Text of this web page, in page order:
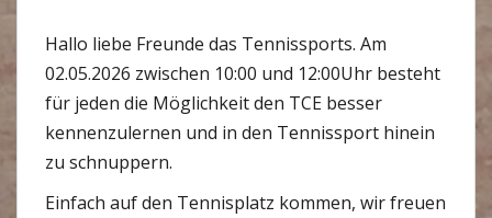
Hallo liebe Freunde das Tennissports. Am
02.05.2026 zwischen 10:00 und 12:00Uhr besteht
für jeden die Möglichkeit den TCE besser
kennenzulernen und in den Tennissport hinein
zu schnuppern.
Einfach auf den Tennisplatz kommen, wir freuen